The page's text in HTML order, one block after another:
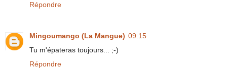
Répondre
Mingoumango (La Mangue) 09:15
Tu m'épateras toujours... ;-)
Répondre